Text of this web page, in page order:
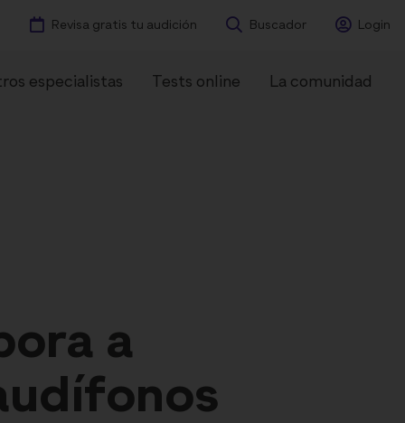
Revisa gratis tu audición Buscador Login
especialistas Tests online La comunidad
a